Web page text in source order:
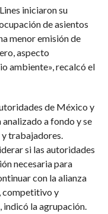
iniciaron su
de asientos
menor emisión de
aspecto
ambiente», recalcó el
de México y
a fondo y se
trabajadores.
si las autoridades
necesaria para
con la alianza
competitivo y
indicó la agrupación.